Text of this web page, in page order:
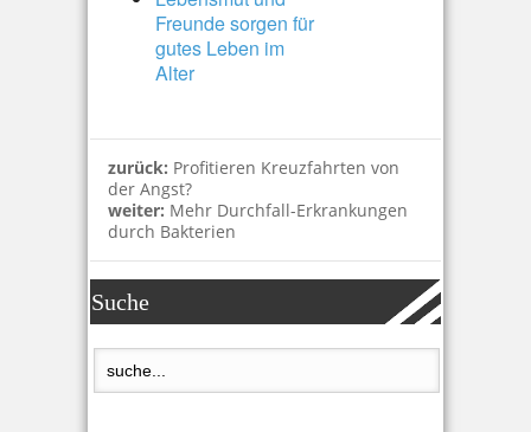
Freunde sorgen für
gutes Leben im
Alter
zurück: Profitieren Kreuzfahrten von
der Angst?
weiter: Mehr Durchfall-Erkrankungen
durch Bakterien
Suche